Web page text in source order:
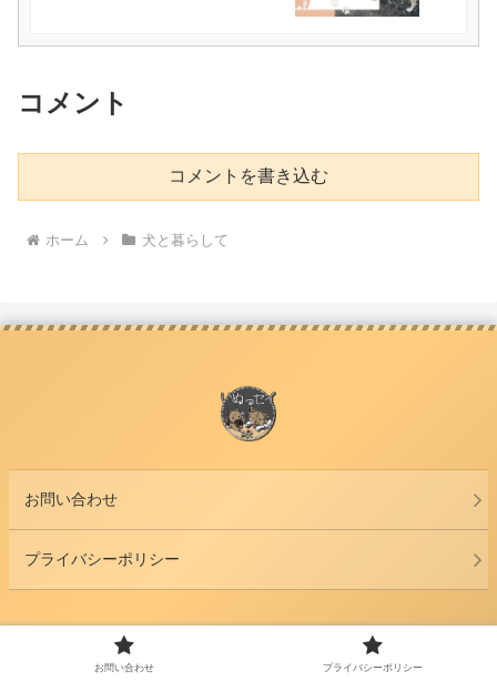
コメント
コメントを書き込む
ホーム 犬と暮らして
お問い合わせ
プライバシーポリシー
お問い合わせ プライバシーポリシー